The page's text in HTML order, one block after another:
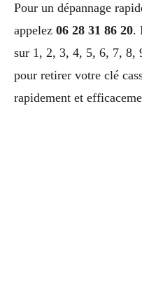
Pour un dépannage
appelez 06 28 31 86 20.
sur 1, 2, 3, 4, 5, 6, 7, 8,
pour retirer votre clé
rapidement et